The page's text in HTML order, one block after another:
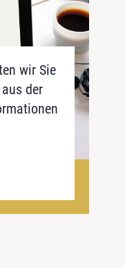
wir Sie
der